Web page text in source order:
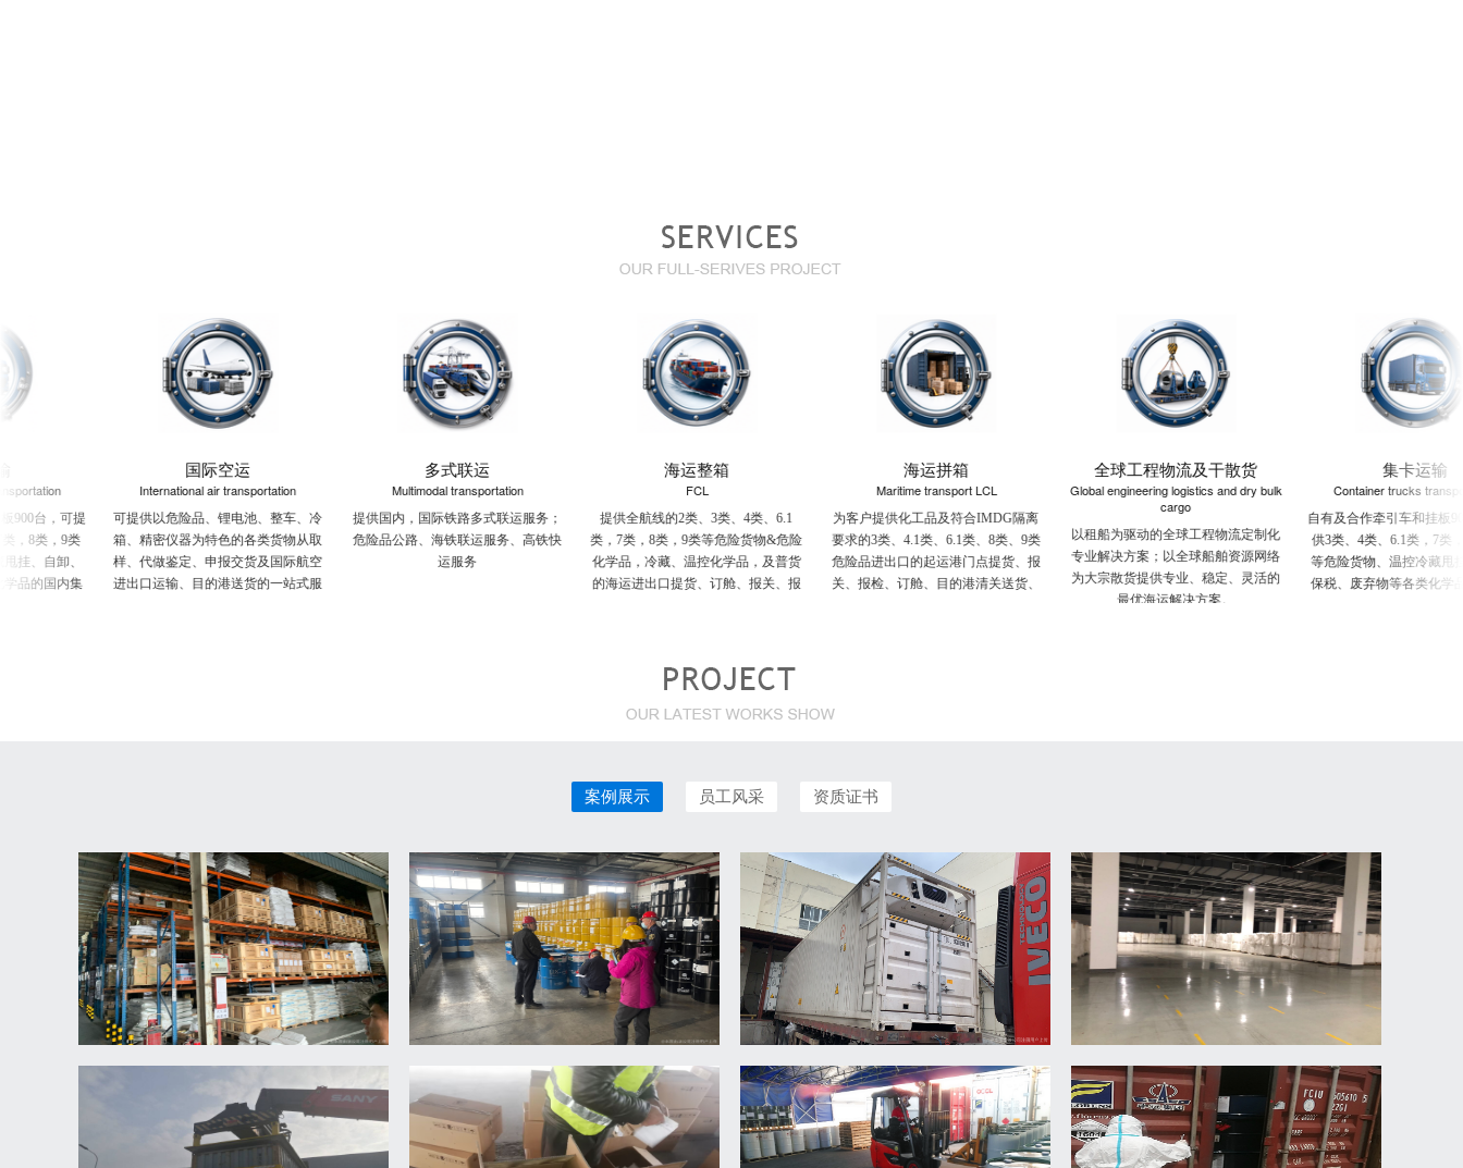
International air transportation
可提供以危险品、锂电池、整车、冷
箱、精密仪器为特色的各类货物从取
样、代做鉴定、申报交货及国际航空
进出口运输、目的港送货的一站式服
Multimodal transportation
提供国内，国际铁路多式联运服务；
危险品公路、海铁联运服务、高铁快
提供全航线的2类、3类、4类、6.1
类，7类，8类，9类等危险货物&危险
化学品，冷藏、温控化学品，及普货
的海运进出口提货、订舱、报关、报
Maritime transport LCL
为客户提供化工品及符合IMDG隔离
要求的3类、4.1类、6.1类、8类、9类
危险品进出口的起运港门点提货、报
关、报检、订舱、目的港清关送货、
全球工程物流及干散货
Global engineering logistics and dry bulk
以租船为驱动的全球工程物流定制化
专业解决方案；以全球船舶资源网络
为大宗散货提供专业、稳定、灵活的
最优海运解决方案。
Container trucks transportation
自有及合作牵引车和挂板900台，可提
供3类、4类、6.1类，7类，8类，9类
等危险货物、温控冷藏甩挂、自卸、
保税、废弃物等各类化学品的国内集
案例展示 员工风采 资质证书